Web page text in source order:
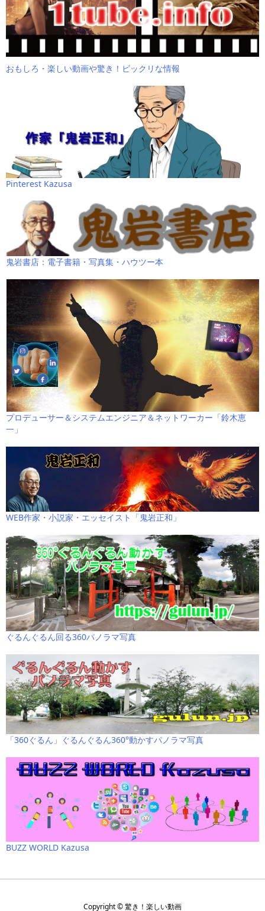
おもしろ・楽しい動画や驚き！ビックリな情報
Pinterest Kazusa
鬼岩書店：電子書籍・写真集・ハウツー本
プロデューサー＆システムエンジニア＆ネットワーカー「鈴木恵
一」
WEB作家・小説家・エッセイスト「鬼岩正和」
ぐるんぐるん回る360パノラマ写真
「360ぐるん」ぐるんぐるん360°動かすパノラマ写真
BUZZ WORLD Kazusa
Copyright ©驚き！楽しい動画